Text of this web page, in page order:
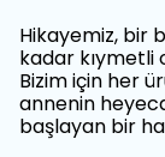
Hikayemiz, bir
kadar kıymetli
Bizim için her
annenin
başlayan bir